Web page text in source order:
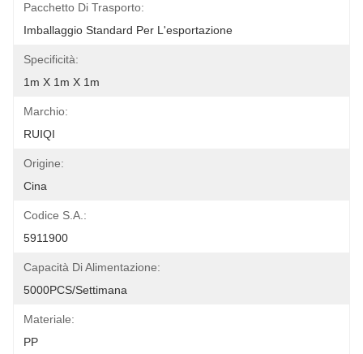
Pacchetto Di Trasporto:
Imballaggio Standard Per L'esportazione
Specificità:
1m X 1m X 1m
Marchio:
RUIQI
Origine:
Cina
Codice S.A.:
5911900
Capacità Di Alimentazione:
5000PCS/settimana
Materiale:
PP